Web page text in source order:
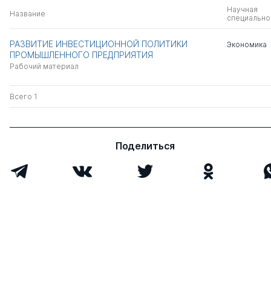
Название
Научная
РАЗВИТИЕ ИНВЕСТИЦИОННОЙ ПОЛИТИКИ
ПРОМЫШЛЕННОГО ПРЕДПРИЯТИЯ
Рабочий материал
Экономика
Всего 1
Поделиться